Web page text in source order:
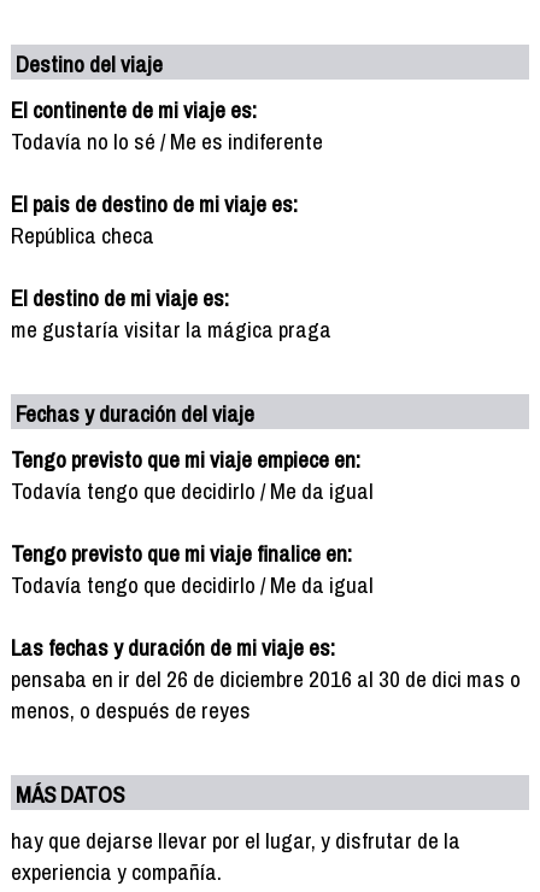
Destino del viaje
El continente de mi viaje es:
Todavía no lo sé / Me es indiferente
El pais de destino de mi viaje es:
República checa
El destino de mi viaje es:
me gustaría visitar la mágica praga
Fechas y duración del viaje
Tengo previsto que mi viaje empiece en:
Todavía tengo que decidirlo / Me da igual
Tengo previsto que mi viaje finalice en:
Todavía tengo que decidirlo / Me da igual
Las fechas y duración de mi viaje es:
pensaba en ir del 26 de diciembre 2016 al 30 de dici mas o
menos, o después de reyes
MÁS DATOS
hay que dejarse llevar por el lugar, y disfrutar de la
experiencia y compañía.